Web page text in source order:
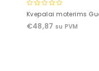
0
of
Kvepalai moterims
€48,87 su PVM